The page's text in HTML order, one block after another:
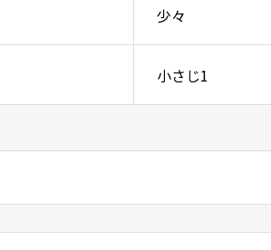
少々
小さじ1